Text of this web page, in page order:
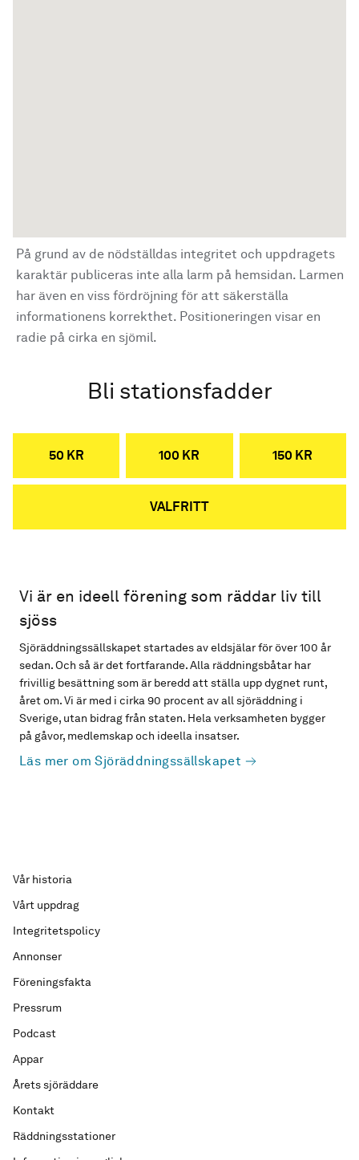
På grund av de nödställdas integritet och uppdragets
karaktär publiceras inte alla larm på hemsidan. Larmen
har även en viss fördröjning för att säkerställa
informationens korrekthet. Positioneringen visar en
radie på cirka en sjömil.
Bli stationsfadder
50 KR 100 KR 150 KR
VALFRITT
Vi är en ideell förening som räddar liv till
sjöss
Sjöräddningssällskapet startades av eldsjälar för över 100 år
sedan. Och så är det fortfarande. Alla räddningsbåtar har
frivillig besättning som är beredd att ställa upp dygnet runt,
året om. Vi är med i cirka 90 procent av all sjöräddning i
Sverige, utan bidrag från staten. Hela verksamheten bygger
på gåvor, medlemskap och ideella insatser.
Läs mer om Sjöräddningssällskapet
Vår historia
Vårt uppdrag
Integritetspolicy
Annonser
Föreningsfakta
Pressrum
Podcast
Appar
Årets sjöräddare
Kontakt
Räddningsstationer